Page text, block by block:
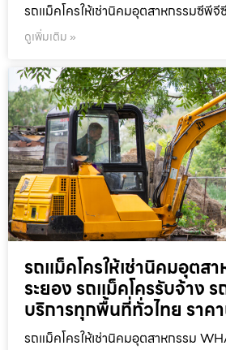
รถแม็คโครให้เช่านิคมอุตสาหกรรมซีพีจี
ดูเพิ่มเติม »
รถแม็คโครให้เช่านิคมอุตส
ระยอง รถแม็คโครรับจ้าง ร
บริการทุกพื้นที่ทั่วไทย ราค
รถแม็คโครให้เช่านิคมอุตสาหกรรม